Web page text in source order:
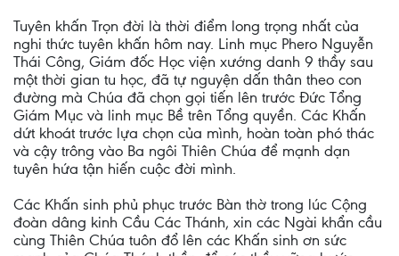
Tuyên khấn Trọn đời là thời điểm long trọng nhất của
nghi thức tuyên khấn hôm nay. Linh mục Phero Nguyễn
Thái Công, Giám đốc Học viện xướng danh 9 thầy sau
một thời gian tu học, đã tự nguyện dấn thân theo con
đường mà Chúa đã chọn gọi tiến lên trước Đức Tổng
Giám Mục và linh mục Bề trên Tổng quyền. Các Khấn
dứt khoát trước lựa chọn của mình, hoàn toàn phó thác
và cậy trông vào Ba ngôi Thiên Chúa để mạnh dạn
tuyên hứa tận hiến cuộc đời mình.
Các Khấn sinh phủ phục trước Bàn thờ trong lúc Cộng
đoàn dâng kinh Cầu Các Thánh, xin các Ngài khẩn cầu
cùng Thiên Chúa tuôn đổ lên các Khấn sinh ơn sức